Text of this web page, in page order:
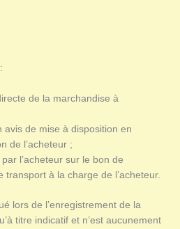
de la marchandise à
avis de mise à disposition en
de l’acheteur ;
l’acheteur sur le bon de
transport à la charge de l’acheteur.
lors de l’enregistrement de la
titre indicatif et n’est aucunement